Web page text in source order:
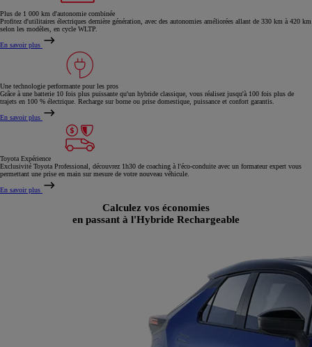
Plus de 1 000 km d'autonomie combinée
Profitez d'utilitaires électriques dernière génération, avec des autonomies améliorées allant de 330 km à 420 km
selon les modèles, en cycle WLTP.
En savoir plus
Une technologie performante pour les pros
Grâce à une batterie 10 fois plus puissante qu'un hybride classique, vous réalisez jusqu'à 100 fois plus de
trajets en 100 % électrique. Recharge sur borne ou prise domestique, puissance et confort garantis.
En savoir plus
Toyota Expérience
Exclusivité Toyota Professional, découvrez 1h30 de coaching à l'éco-conduite avec un formateur expert vous
permettant une prise en main sur mesure de votre nouveau véhicule.
En savoir plus
Calculez vos économies
en passant à l'Hybride Rechargeable